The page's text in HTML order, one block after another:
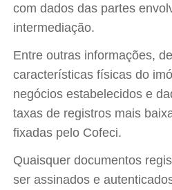
com dados das partes
intermediação.
Entre outras informações,
características físicas do
negócios estabelecidos e
taxas de registros mais
fixadas pelo Cofeci.
Quaisquer documentos
ser assinados e